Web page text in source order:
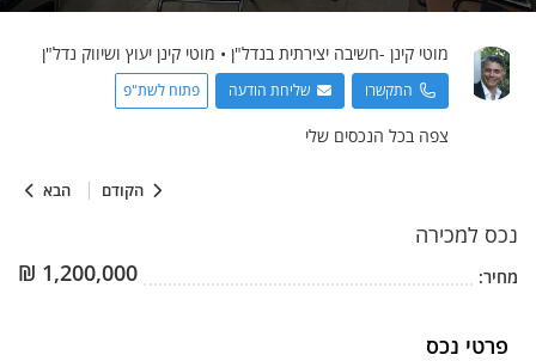
הקודם הבא
מוטי קינן -חשיבה יצירתית בנדל"ן • מוטי קינן יעוץ ושיווק נדל"ן
התקשרו שליחת הודעה פתוח לשת"פ
צפה בכל הנכסים שלי
נכס למכירה
מחיר: 1,200,000
₪
פרטי נכס